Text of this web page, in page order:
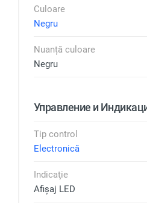
Culoare
Negru
Nuanță culoare
Negru
Управление и
Tip control
Electronică
Indicaţie
Afișaj LED